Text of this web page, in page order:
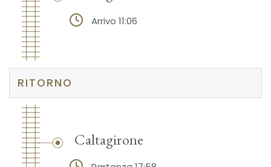
Arrivo 11:06
RITORNO
Caltagirone